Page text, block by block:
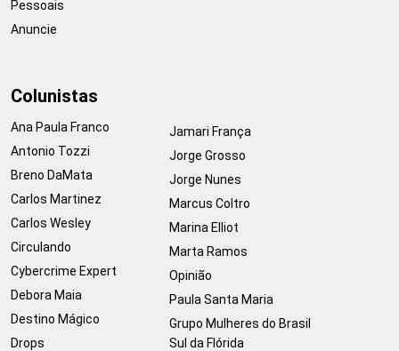
Pessoais
Anuncie
Colunistas
Ana Paula Franco
Antonio Tozzi
Breno DaMata
Carlos Martinez
Carlos Wesley
Circulando
Cybercrime Expert
Debora Maia
Destino Mágico
Drops
Jamari França
Jorge Grosso
Jorge Nunes
Marcus Coltro
Marina Elliot
Marta Ramos
Opinião
Paula Santa Maria
Grupo Mulheres do Brasil
Sul da Flórida